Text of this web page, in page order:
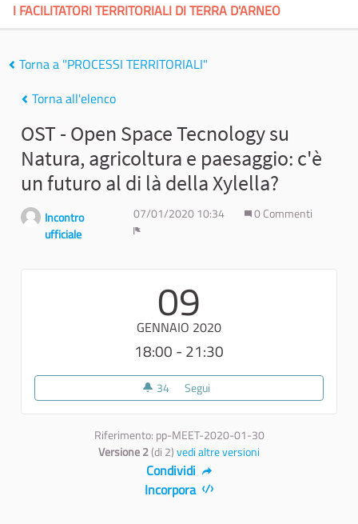
I FACILITATORI TERRITORIALI DI TERRA D'ARNEO
Torna a "PROCESSI TERRITORIALI"
Torna all'elenco
OST - Open Space Tecnology su
Natura, agricoltura e paesaggio: c'è
un futuro al di là della Xylella?
Incontro
ufficiale
07/01/2020 10:34
0 Commenti
09
GENNAIO 2020
18:00 - 21:30
34 34 sostenitori
Segui
Riferimento: pp-MEET-2020-01-30
Versione 2(di 2)vedi altre versioni
Condividi
Incorpora